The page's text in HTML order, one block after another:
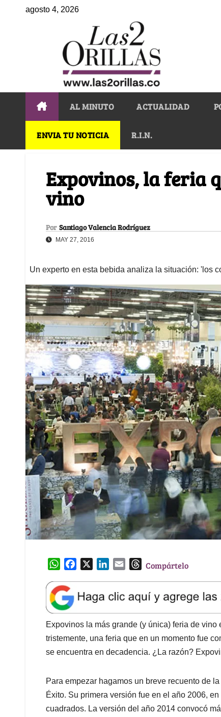
agosto 4, 2026
AL MINUTO ACTUALIDAD
ENVIA TU NOTICIA R.I.N.
Expovinos, la feria
vino
Por Santiago Valencia Rodríguez
MAY 27, 2016
Un experto en esta bebida analiza la situación: 'los
W
a
t
s
A
p
p
e
b
o
o
k
k
e
d
I
n
l
T
e
a
d
s
Compártelo
Expovinos la más grande (y única) feria de
tristemente, una feria que en un momento fue
se encuentra en decadencia. ¿La razón?
Para empezar hagamos un breve recuento de
Éxito. Su primera versión fue en el año 2006,
cuadrados. La versión del año 2014 convocó